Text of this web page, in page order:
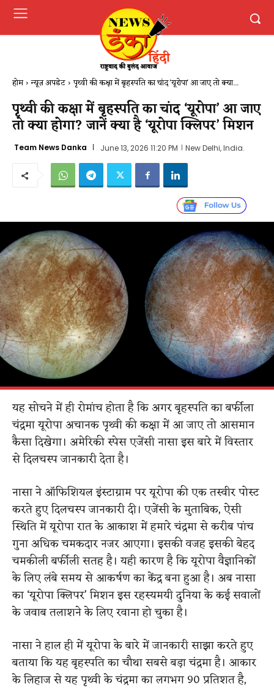
होम न्यूज़ अपडेट पृथ्वी की कक्षा में बृहस्पति का चांद 'यूरोपा' आ जाए तो क्या...
पृथ्वी की कक्षा में बृहस्पति का चांद ‘यूरोपा’ आ जाए
तो क्या होगा? जानें क्या है ‘यूरोपा क्लिपर’ मिशन
Team News Danka June 13, 2026 11:20 PM New Delhi, India.
यह सोचने में ही रोमांच होता है कि अगर बृहस्पति का बर्फीला
चंद्रमा यूरोपा अचानक पृथ्वी की कक्षा में आ जाए तो आसमान
कैसा दिखेगा। अमेरिकी स्पेस एजेंसी नासा इस बारे में विस्तार
से दिलचस्प जानकारी देता है।
नासा ने ऑफिशियल इंस्टाग्राम पर यूरोपा की एक तस्वीर पोस्ट
करते हुए दिलचस्प जानकारी दी। एजेंसी के मुताबिक, ऐसी
स्थिति में यूरोपा रात के आकाश में हमारे चंद्रमा से करीब पांच
गुना अधिक चमकदार नजर आएगा। इसकी वजह इसकी बेहद
चमकीली बर्फीली सतह है। यही कारण है कि यूरोपा वैज्ञानिकों
के लिए लंबे समय से आकर्षण का केंद्र बना हुआ है। अब नासा
का ‘यूरोपा क्लिपर’ मिशन इस रहस्यमयी दुनिया के कई सवालों
के जवाब तलाशने के लिए रवाना हो चुका है।
नासा ने हाल ही में यूरोपा के बारे में जानकारी साझा करते हुए
बताया कि यह बृहस्पति का चौथा सबसे बड़ा चंद्रमा है। आकार
के लिहाज से यह पृथ्वी के चंद्रमा का लगभग 90 प्रतिशत है,